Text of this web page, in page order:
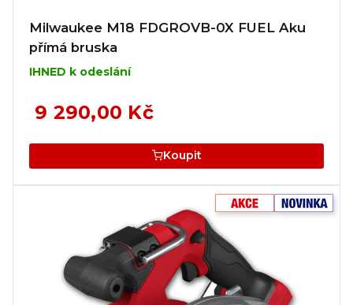
Milwaukee M18 FDGROVB-0X FUEL Aku
přímá bruska
IHNED k odeslání
9 290,00 Kč
Koupit